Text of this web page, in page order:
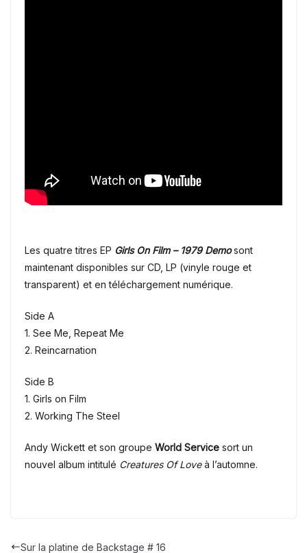
Les quatre titres EP Girls On Film – 1979 Demo sont
maintenant disponibles sur CD, LP (vinyle rouge et
transparent) et en téléchargement numérique.
Side A
1. See Me, Repeat Me
2. Reincarnation
Side B
1. Girls on Film
2. Working The Steel
Andy Wickett et son groupe World Service sort un
nouvel album intitulé Creatures Of Loveà l’automne.
Sur la platine de Backstage # 16